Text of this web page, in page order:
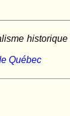
Québec